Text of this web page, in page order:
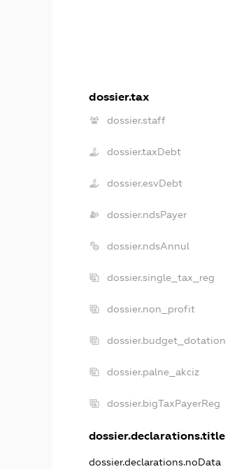
dossier.tax
dossier.staff
dossier.taxDebt
dossier.esvDebt
dossier.ndsPayer
dossier.ndsAnnul
dossier.single_tax_reg
dossier.non_profit
dossier.budget_dotation
dossier.palne_akciz
dossier.bigTaxPayerReg
dossier.declarations.title
dossier.declarations.noData